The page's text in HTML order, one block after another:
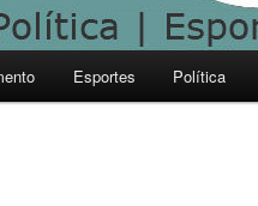
Esportes Política